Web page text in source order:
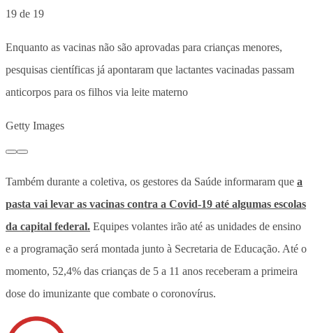
19 de 19
Enquanto as vacinas não são aprovadas para crianças menores,
pesquisas científicas já apontaram que lactantes vacinadas passam
anticorpos para os filhos via leite materno
Getty Images
Também durante a coletiva, os gestores da Saúde informaram que a
pasta vai levar as vacinas contra a Covid-19 até algumas escolas
da capital federal. Equipes volantes irão até as unidades de ensino
e a programação será montada junto à Secretaria de Educação. Até o
momento, 52,4% das crianças de 5 a 11 anos receberam a primeira
dose do imunizante que combate o coronovírus.